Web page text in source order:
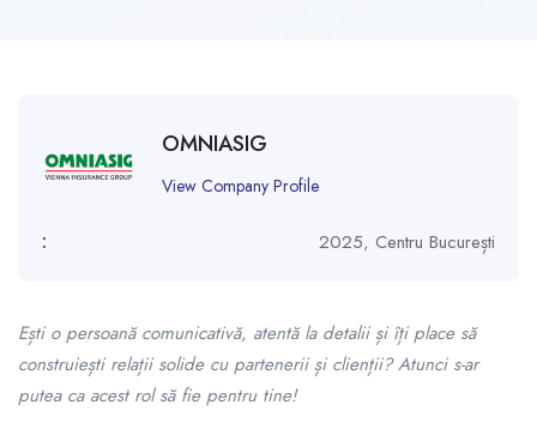
OMNIASIG
View Company Profile
: 2025, Centru București
Ești o persoană comunicativă, atentă la detalii și îți place să
construiești relații solide cu partenerii și clienții? Atunci s-ar
putea ca acest rol să fie pentru tine!